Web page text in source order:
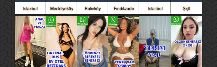
istanbul Mecidiyeköy Bakırköy Fındıkzade istanbul Şişli